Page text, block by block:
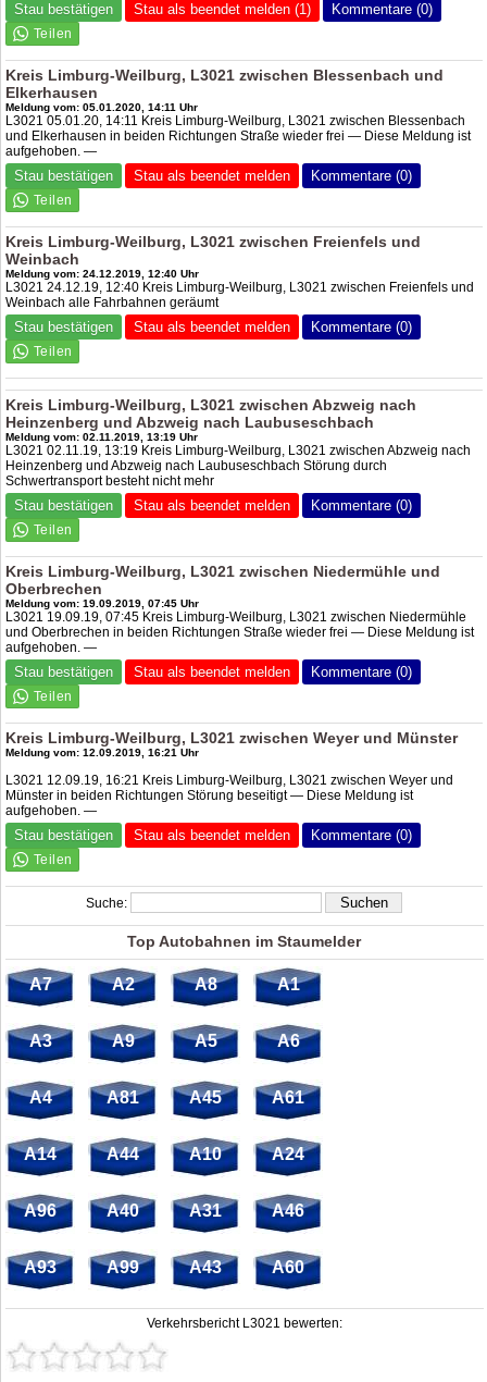
Stau bestätigen Stau als beendet melden (1) Kommentare (0)
Kreis Limburg-Weilburg, L3021 zwischen Blessenbach und
Elkerhausen
Meldung vom: 05.01.2020, 14:11 Uhr
L3021 05.01.20, 14:11 Kreis Limburg-Weilburg, L3021 zwischen Blessenbach
und Elkerhausen in beiden Richtungen Straße wieder frei — Diese Meldung ist
aufgehoben. —
Stau bestätigen Stau als beendet melden Kommentare (0)
Kreis Limburg-Weilburg, L3021 zwischen Freienfels und
Weinbach
Meldung vom: 24.12.2019, 12:40 Uhr
L3021 24.12.19, 12:40 Kreis Limburg-Weilburg, L3021 zwischen Freienfels und
Weinbach alle Fahrbahnen geräumt
Stau bestätigen Stau als beendet melden Kommentare (0)
Kreis Limburg-Weilburg, L3021 zwischen Abzweig nach
Heinzenberg und Abzweig nach Laubuseschbach
Meldung vom: 02.11.2019, 13:19 Uhr
L3021 02.11.19, 13:19 Kreis Limburg-Weilburg, L3021 zwischen Abzweig nach
Heinzenberg und Abzweig nach Laubuseschbach Störung durch
Schwertransport besteht nicht mehr
Stau bestätigen Stau als beendet melden Kommentare (0)
Kreis Limburg-Weilburg, L3021 zwischen Niedermühle und
Oberbrechen
Meldung vom: 19.09.2019, 07:45 Uhr
L3021 19.09.19, 07:45 Kreis Limburg-Weilburg, L3021 zwischen Niedermühle
und Oberbrechen in beiden Richtungen Straße wieder frei — Diese Meldung ist
aufgehoben. —
Stau bestätigen Stau als beendet melden Kommentare (0)
Kreis Limburg-Weilburg, L3021 zwischen Weyer und Münster
Meldung vom: 12.09.2019, 16:21 Uhr
L3021 12.09.19, 16:21 Kreis Limburg-Weilburg, L3021 zwischen Weyer und
Münster in beiden Richtungen Störung beseitigt — Diese Meldung ist
aufgehoben. —
Stau bestätigen Stau als beendet melden Kommentare (0)
Suche:
Top Autobahnen im Staumelder
A7 A2 A8 A1
A3 A9 A5 A6
A4 A81 A45 A61
A14 A44 A10 A24
A96 A40 A31 A46
A93 A99 A43 A60
Verkehrsbericht L3021 bewerten: